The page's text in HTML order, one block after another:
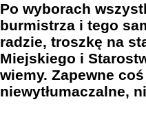
Po wyborach
burmistrza i tego
radzie, troszkę na
Miejskiego i
wiemy. Zapewne
niewytłumaczalne,